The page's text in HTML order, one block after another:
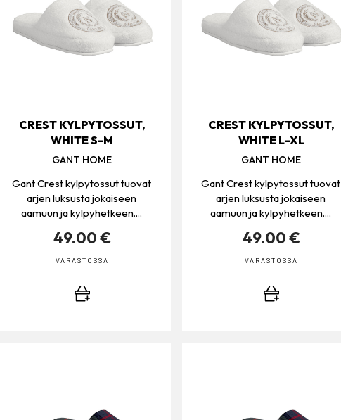
CREST KYLPYTOSSUT,
WHITE S-M
GANT HOME
Gant Crest kylpytossut tuovat
arjen luksusta jokaiseen
aamuun ja kylpyhetkeen....
49.00 €
VARASTOSSA
CREST KYLPYTOSSUT,
WHITE L-XL
GANT HOME
Gant Crest kylpytossut tuovat
arjen luksusta jokaiseen
aamuun ja kylpyhetkeen....
49.00 €
VARASTOSSA